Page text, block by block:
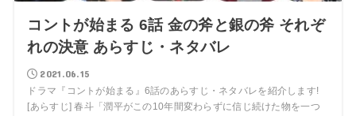
コントが始まる 6話 金の斧と銀の斧 それぞ
れの決意 あらすじ・ネタバレ
2021.06.15
ドラマ『コントが始まる』6話のあらすじ・ネタバレを紹介します!
[あらすじ] 春斗「潤平がこの10年間変わらずに信じ続けた物を一つ